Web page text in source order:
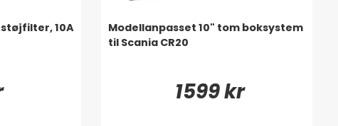
10A
Modellanpasset 10" tom boksystem
til Scania CR20
1599 kr